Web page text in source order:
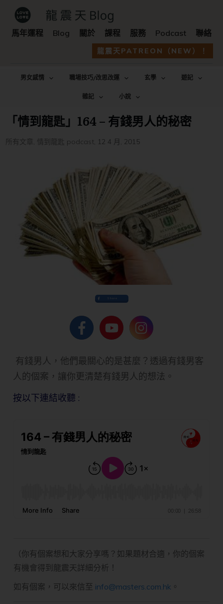
馬年運程 Blog 關於 課程 服務 Podcast 聯絡
龍震天PATREON（NEW）！
男女感情 職場技巧/改思改運 玄學
遊記
雜記
小說
「情到龍匙」164 – 有錢男人的秘密
所有文章 , 情到龍匙 podcast, 12 4 月, 2015
Share
有錢男人，他們最關心的是甚麼？透過有錢男客
人的個案，讓你更清楚有錢男人的想法。
按以下連結收聽 :
（你有個案想和大家分享嗎？如果題材合適，你的個案
有機會得到龍震天詳細分析！
如有個案，可以來信至 info@masters.com.hk 。